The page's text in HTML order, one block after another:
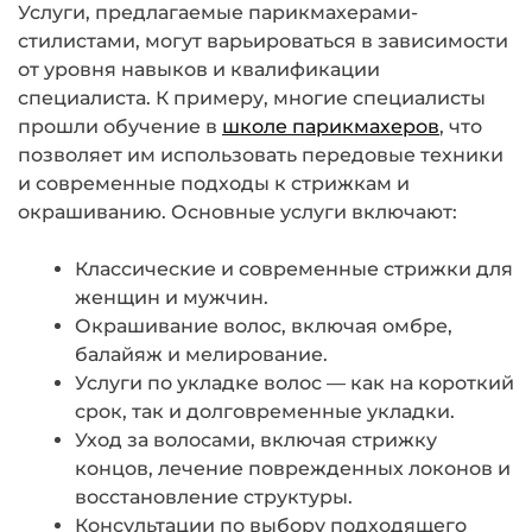
Услуги, предлагаемые парикмахерами-
стилистами, могут варьироваться в зависимости
от уровня навыков и квалификации
специалиста. К примеру, многие специалисты
прошли обучение в школе парикмахеров, что
позволяет им использовать передовые техники
и современные подходы к стрижкам и
окрашиванию. Основные услуги включают:
Классические и современные стрижки для
женщин и мужчин.
Окрашивание волос, включая омбре,
балайяж и мелирование.
Услуги по укладке волос — как на короткий
срок, так и долговременные укладки.
Уход за волосами, включая стрижку
концов, лечение поврежденных локонов и
восстановление структуры.
Консультации по выбору подходящего